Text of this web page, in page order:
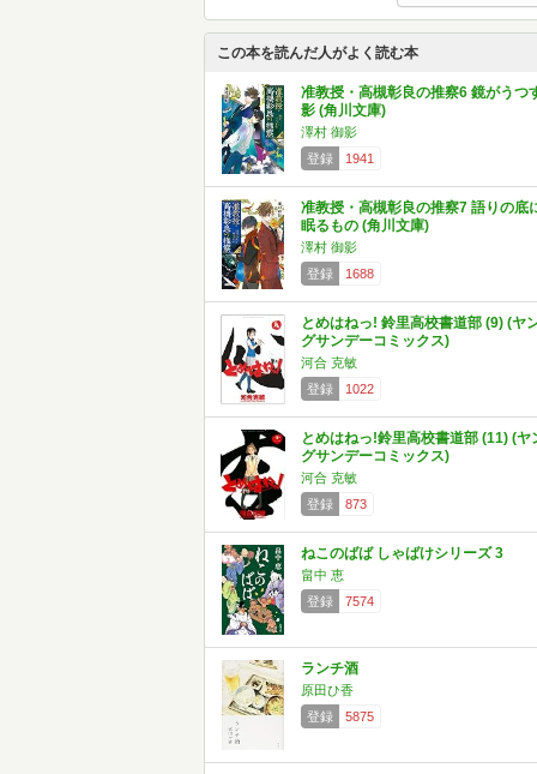
この本を読んだ人がよく読む本
准教授・高槻彰良の推察6 鏡がうつ
影 (角川文庫)
澤村 御影
登録
1941
准教授・高槻彰良の推察7 語りの底
眠るもの (角川文庫)
澤村 御影
登録
1688
とめはねっ! 鈴里高校書道部 (9) (ヤ
グサンデーコミックス)
河合 克敏
登録
1022
とめはねっ!鈴里高校書道部 (11) (ヤ
グサンデーコミックス)
河合 克敏
登録
873
ねこのばば しゃばけシリーズ 3
畠中 恵
登録
7574
ランチ酒
原田ひ香
登録
5875